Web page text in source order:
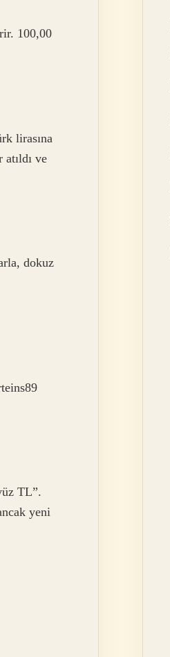
100,00
lirasına
ve
dokuz
TL”.
yeni